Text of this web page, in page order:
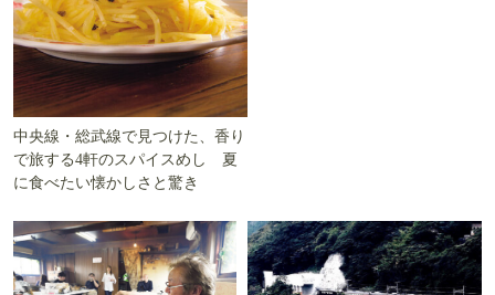
中央線・総武線で見つけた、香り
で旅する4軒のスパイスめし 夏
に食べたい懐かしさと驚き